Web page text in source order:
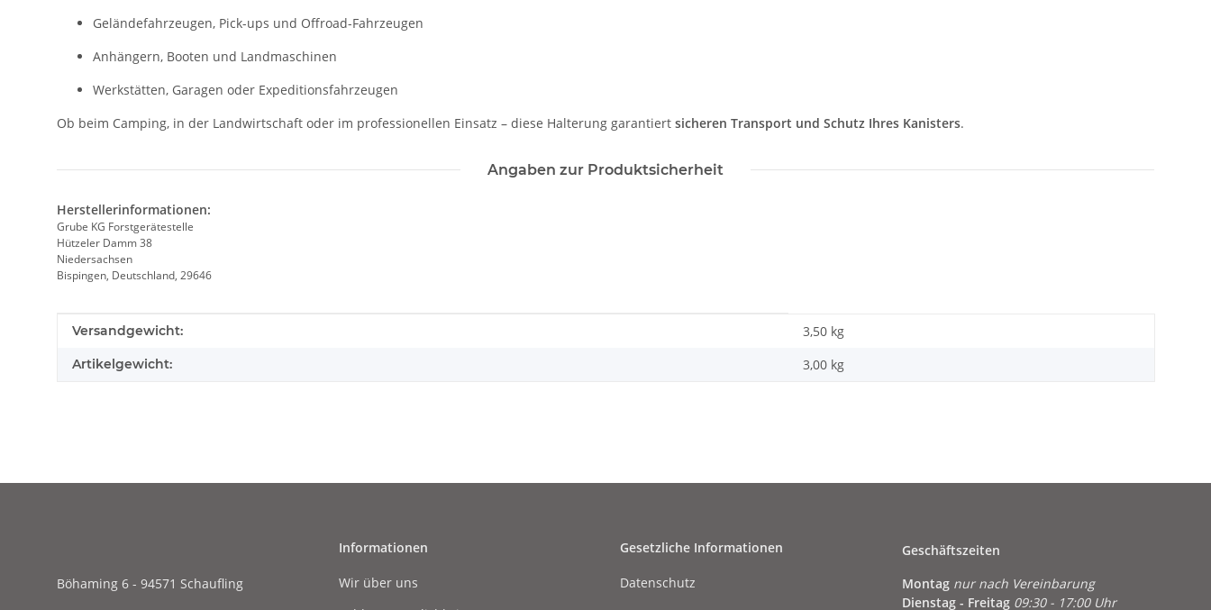
Geländefahrzeugen, Pick-ups und Offroad-Fahrzeugen
Anhängern, Booten und Landmaschinen
Werkstätten, Garagen oder Expeditionsfahrzeugen
Ob beim Camping, in der Landwirtschaft oder im professionellen Einsatz – diese Halterung garantiert sicheren Transport und Schutz Ihres Kanisters.
Angaben zur Produktsicherheit
Herstellerinformationen:
Grube KG Forstgerätestelle
Hützeler Damm 38
Niedersachsen
Bispingen, Deutschland, 29646
Produkteigenschaft
Wert
Versandgewicht: 3,50 kg
Artikelgewicht: 3,00 kg
Böhaming 6 - 94571 Schaufling
Informationen
Wir über uns
Gesetzliche Informationen
Datenschutz
Geschäftszeiten
Montag nur nach Vereinbarung
Dienstag - Freitag 09:30 - 17:00 Uhr